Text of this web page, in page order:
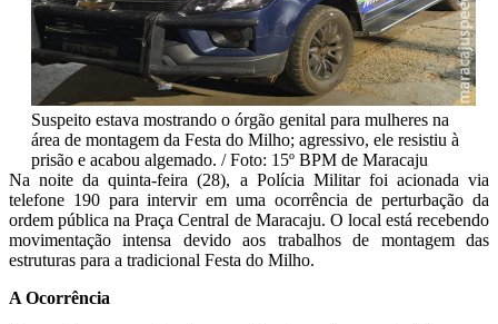
Suspeito estava mostrando o órgão genital para mulheres na
área de montagem da Festa do Milho; agressivo, ele resistiu à
prisão e acabou algemado. / Foto: 15º BPM de Maracaju
Na noite da quinta-feira (28), a Polícia Militar foi acionada via
telefone 190 para intervir em uma ocorrência de perturbação da
ordem pública na Praça Central de Maracaju. O local está recebendo
movimentação intensa devido aos trabalhos de montagem das
estruturas para a tradicional Festa do Milho.
A Ocorrência